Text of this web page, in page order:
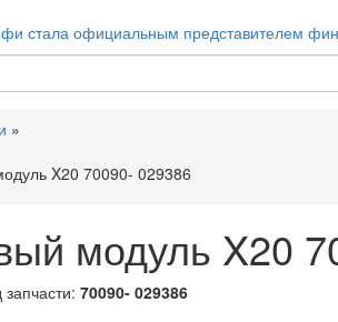
стала официальным представителем
»
X20 70090- 029386
модуль X20
запчасти: 70090- 029386